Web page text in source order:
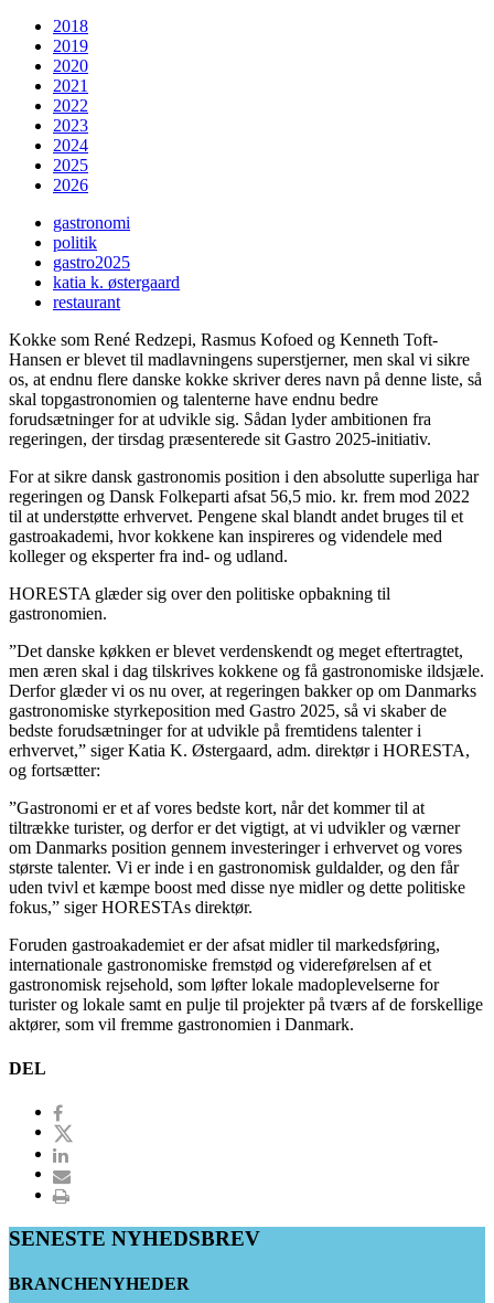
2018
2019
2020
2021
2022
2023
2024
2025
2026
gastronomi
politik
gastro2025
katia k. østergaard
restaurant
Kokke som René Redzepi, Rasmus Kofoed og Kenneth Toft-
Hansen er blevet til madlavningens superstjerner, men skal vi sikre
os, at endnu flere danske kokke skriver deres navn på denne liste, så
skal topgastronomien og talenterne have endnu bedre
forudsætninger for at udvikle sig. Sådan lyder ambitionen fra
regeringen, der tirsdag præsenterede sit Gastro 2025-initiativ.
For at sikre dansk gastronomis position i den absolutte superliga har
regeringen og Dansk Folkeparti afsat 56,5 mio. kr. frem mod 2022
til at understøtte erhvervet. Pengene skal blandt andet bruges til et
gastroakademi, hvor kokkene kan inspireres og videndele med
kolleger og eksperter fra ind- og udland.
HORESTA glæder sig over den politiske opbakning til
gastronomien.
”Det danske køkken er blevet verdenskendt og meget eftertragtet,
men æren skal i dag tilskrives kokkene og få gastronomiske ildsjæle.
Derfor glæder vi os nu over, at regeringen bakker op om Danmarks
gastronomiske styrkeposition med Gastro 2025, så vi skaber de
bedste forudsætninger for at udvikle på fremtidens talenter i
erhvervet,” siger Katia K. Østergaard, adm. direktør i HORESTA,
og fortsætter:
”Gastronomi er et af vores bedste kort, når det kommer til at
tiltrække turister, og derfor er det vigtigt, at vi udvikler og værner
om Danmarks position gennem investeringer i erhvervet og vores
største talenter. Vi er inde i en gastronomisk guldalder, og den får
uden tvivl et kæmpe boost med disse nye midler og dette politiske
fokus,” siger HORESTAs direktør.
Foruden gastroakademiet er der afsat midler til markedsføring,
internationale gastronomiske fremstød og videreførelsen af et
gastronomisk rejsehold, som løfter lokale madoplevelserne for
turister og lokale samt en pulje til projekter på tværs af de forskellige
aktører, som vil fremme gastronomien i Danmark.
DEL
SENESTE NYHEDSBREV
BRANCHENYHEDER